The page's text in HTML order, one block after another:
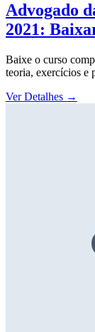
Advogado
2021:
Baixe o curso
teoria, exercícios e
Ver Detalhes →